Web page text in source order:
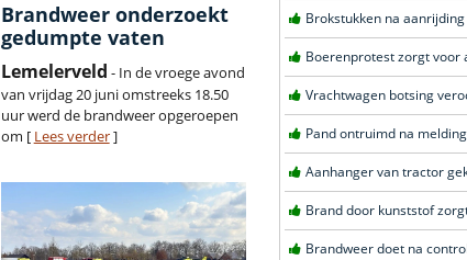
Brandweer onderzoekt
gedumpte vaten
Lemelerveld - In de vroege avond
van vrijdag 20 juni omstreeks 18.50
uur werd de brandweer opgeroepen
om [ Lees verder]